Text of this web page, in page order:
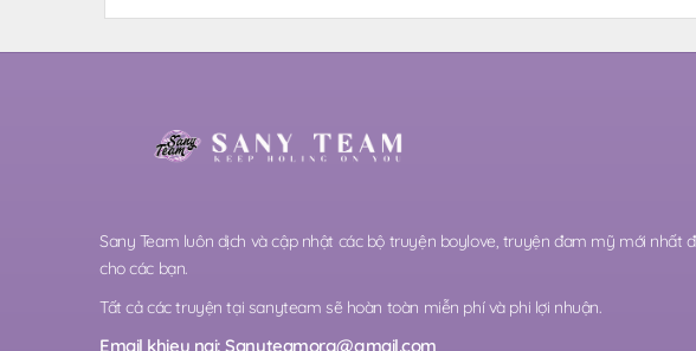
Sany Team luôn dịch và cập nhật các bộ truyện boylove, truyện đam mỹ mới nhất
cho các bạn.
Tất cả các truyện tại sanyteam sẽ hoàn toàn miễn phí và phi lợi nhuận.
Email khieu nai:Sanyteamorg@gmail.com